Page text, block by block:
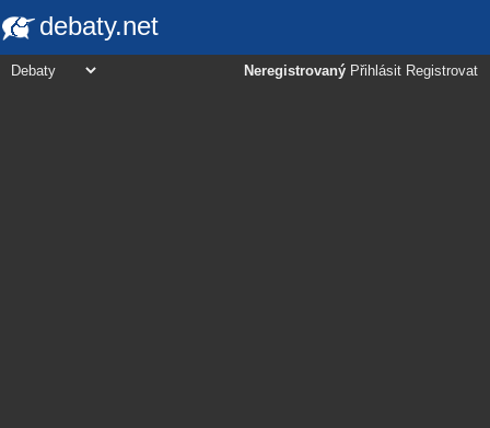
debaty.net
Neregistrovaný Přihlásit Registrovat